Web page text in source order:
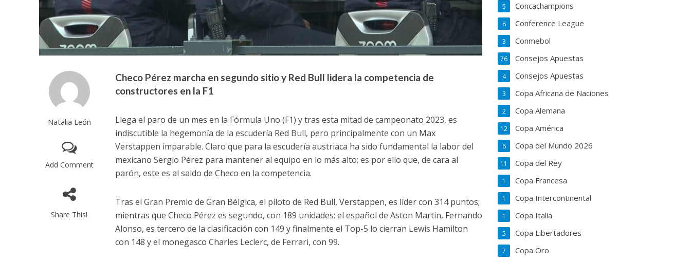
Natalia León
Add Comment
Share This!
Checo Pérez marcha en segundo sitio y Red Bull lidera la competencia de
constructores en la F1
Llega el paro de un mes en la Fórmula Uno (F1) y tras esta mitad de campeonato 2023, es
indiscutible la hegemonía de la escudería Red Bull, pero principalmente con un Max
Verstappen imparable. Claro que para la escudería austriaca ha sido fundamental la labor del
mexicano Sergio Pérez para mantener al equipo en lo más alto; es por ello que, de cara al
parón, este es al saldo de Checo en la competencia.
Tras el Gran Premio de Gran Bélgica, el piloto de Red Bull, Verstappen, es líder con 314 puntos;
mientras que Checo Pérez es segundo, con 189 unidades; el español de Aston Martin, Fernando
Alonso, es tercero de la clasificación con 149 y finalmente el Top-5 lo cierran Lewis Hamilton
con 148 y el monegasco Charles Leclerc, de Ferrari, con 99.
Concachampions
5
Conference League
8
Conmebol
3
Consejos Apuestas
76
Consejos Apuestas
4
Copa Africana de Naciones
3
Copa Alemana
2
Copa América
12
Copa del Mundo 2026
6
Copa del Rey
11
Copa Francesa
1
Copa Intercontinental
1
Copa Italia
1
Copa Libertadores
5
Copa Oro
7